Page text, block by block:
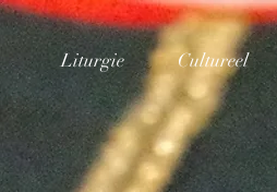
Liturgie Cultureel